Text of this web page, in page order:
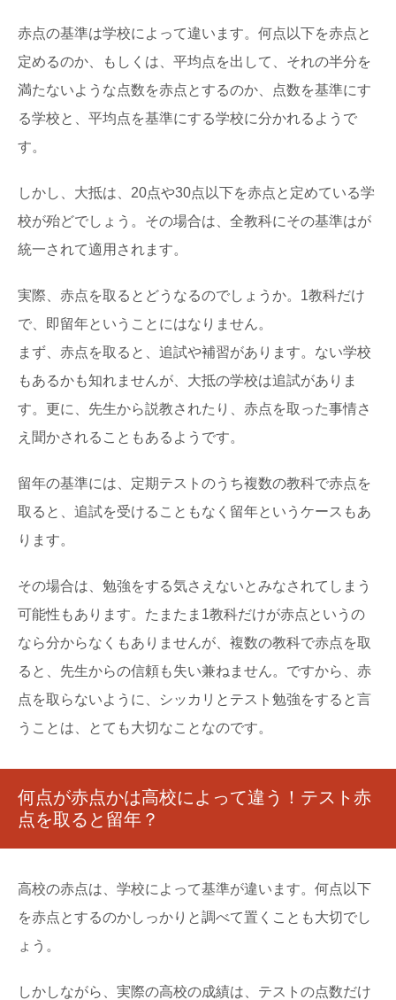
テスト勉強のやる気の出し方！やる気を引き
出す簡単な方法
テストが迫ってきているのにテスト勉強にまったくやる気
が起きないということはありませんか？ 勉強しな...
勉強にやる気でない時の対処法【高校編】勉
ット・デメリット
赤点の基準は学校によって違います。何点以下を赤点と
定めるのか、もしくは、平均点を出して、それの半分を
満たないような点数を赤点とするのか、点数を基準にす
る学校と、平均点を基準にする学校に分かれるようで
す。
しかし、大抵は、20点や30点以下を赤点と定めている学
校が殆どでしょう。その場合は、全教科にその基準はが
統一されて適用されます。
実際、赤点を取るとどうなるのでしょうか。1教科だけ
で、即留年ということにはなりません。
まず、赤点を取ると、追試や補習があります。ない学校
もあるかも知れませんが、大抵の学校は追試がありま
す。更に、先生から説教されたり、赤点を取った事情さ
え聞かされることもあるようです。
留年の基準には、定期テストのうち複数の教科で赤点を
取ると、追試を受けることもなく留年というケースもあ
ります。
その場合は、勉強をする気さえないとみなされてしまう
可能性もあります。たまたま1教科だけが赤点というの
なら分からなくもありませんが、複数の教科で赤点を取
ると、先生からの信頼も失い兼ねません。ですから、赤
点を取らないように、シッカリとテスト勉強をすると言
うことは、とても大切なことなのです。
何点が赤点かは高校によって違う！テスト赤
点を取ると留年？
高校の赤点は、学校によって基準が違います。何点以下
を赤点とするのかしっかりと調べて置くことも大切でし
ょう。
しかしながら、実際の高校の成績は、テストの点数だけ